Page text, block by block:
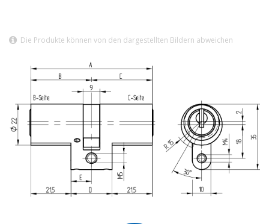
Die Produkte können von den dargestellten Bildern abweichen